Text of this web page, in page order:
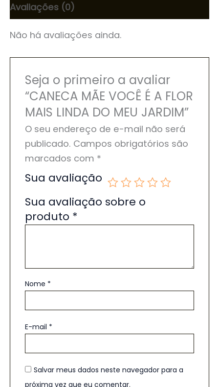
Avaliações (0)
Não há avaliações ainda.
Seja o primeiro a avaliar
“CANECA MÃE VOCÊ É A FLOR
MAIS LINDA DO MEU JARDIM”
O seu endereço de e-mail não será
publicado. Campos obrigatórios são
marcados com *
Sua avaliação
Sua avaliação sobre o
produto *
Nome *
E-mail *
Salvar meus dados neste navegador para a
próxima vez que eu comentar.